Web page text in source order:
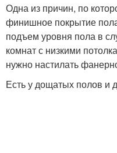
Одна из причин, по
финишное покрытие
подъем уровня пола в
комнат с низкими
нужно настилать
Есть у дощатых полов и